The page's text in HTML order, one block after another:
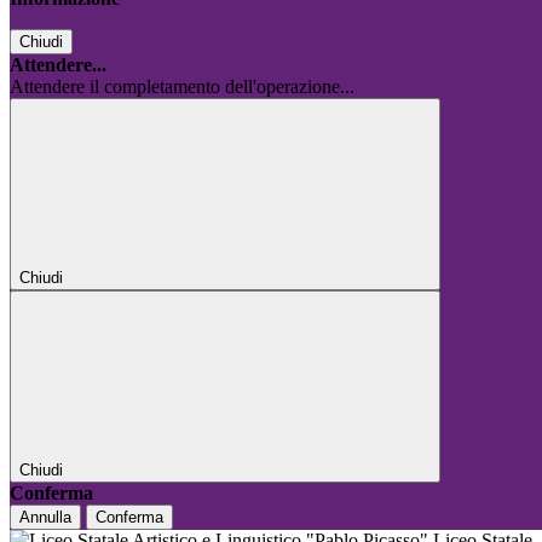
Chiudi
Attendere...
Attendere il completamento dell'operazione...
Chiudi
Chiudi
Conferma
Annulla Conferma